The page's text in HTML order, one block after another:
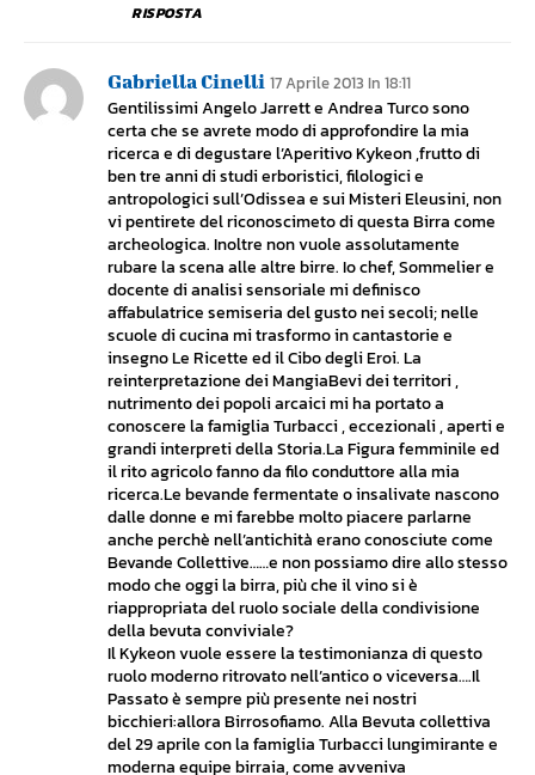
RISPOSTA
Gabriella Cinelli 17 Aprile 2013 In 18:11
Gentilissimi Angelo Jarrett e Andrea Turco sono
certa che se avrete modo di approfondire la mia
ricerca e di degustare l’Aperitivo Kykeon ,frutto di
ben tre anni di studi erboristici, filologici e
antropologici sull’Odissea e sui Misteri Eleusini, non
vi pentirete del riconoscimeto di questa Birra come
archeologica. Inoltre non vuole assolutamente
rubare la scena alle altre birre. Io chef, Sommelier e
docente di analisi sensoriale mi definisco
affabulatrice semiseria del gusto nei secoli; nelle
scuole di cucina mi trasformo in cantastorie e
insegno Le Ricette ed il Cibo degli Eroi. La
reinterpretazione dei MangiaBevi dei territori ,
nutrimento dei popoli arcaici mi ha portato a
conoscere la famiglia Turbacci , eccezionali , aperti e
grandi interpreti della Storia.La Figura femminile ed
il rito agricolo fanno da filo conduttore alla mia
ricerca.Le bevande fermentate o insalivate nascono
dalle donne e mi farebbe molto piacere parlarne
anche perchè nell’antichità erano conosciute come
Bevande Collettive……e non possiamo dire allo stesso
modo che oggi la birra, più che il vino si è
riappropriata del ruolo sociale della condivisione
della bevuta conviviale?
Il Kykeon vuole essere la testimonianza di questo
ruolo moderno ritrovato nell’antico o viceversa….Il
Passato è sempre più presente nei nostri
bicchieri:allora Birrosofiamo. Alla Bevuta collettiva
del 29 aprile con la famiglia Turbacci lungimirante e
moderna equipe birraia, come avveniva